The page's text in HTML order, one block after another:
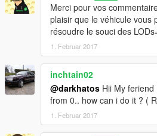
Merci pour vos
plaisir que le véhicule vous
résoudre le souci des
1. Februar 2017
inchtain02
@darkhatos Hii My
from 0.. how can i do it ? (
1. Februar 2017